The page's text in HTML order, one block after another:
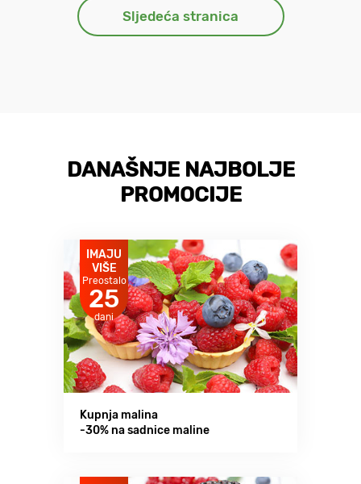
Sljedeća stranica
DANAŠNJE NAJBOLJE
PROMOCIJE
IMAJU
VIŠE
Preostalo
25
dani
Kupnja malina
-30% na sadnice maline